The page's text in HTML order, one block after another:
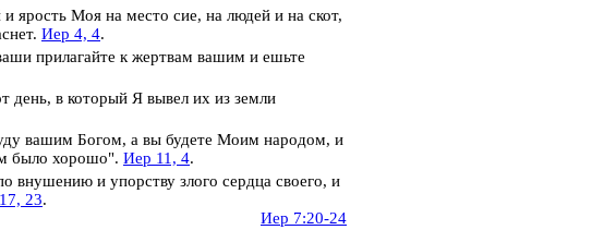
ярость Моя на место сие, на людей и на скот,
Иер 4, 4.
прилагайте к жертвам вашим и ешьте
день, в который Я вывел их из земли
вашим Богом, а вы будете Моим народом, и
было хорошо". Иер 11, 4.
внушению и упорству злого сердца своего, и
23.
Иер 7:20-24